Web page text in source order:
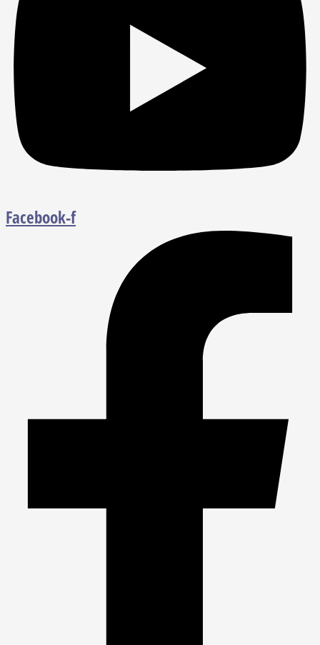
Facebook-f